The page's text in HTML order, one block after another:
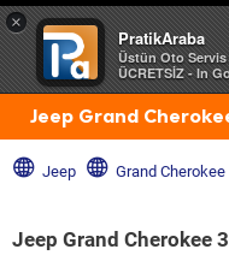
×
PratikAraba
Üstün Oto
ÜCRETSİZ - In
Jeep Grand
Jeep Grand Cherokee
Jeep Grand Cherokee